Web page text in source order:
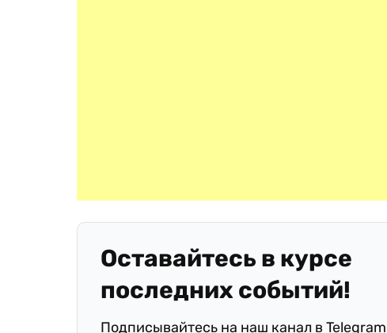
Оставайтесь в курсе
последних событий!
Подписывайтесь на наш канал в Telegram